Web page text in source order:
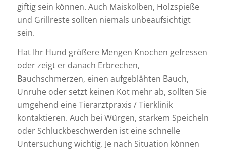
giftig sein können. Auch Maiskolben, Holzspieße
und Grillreste sollten niemals unbeaufsichtigt
sein.
Hat Ihr Hund größere Mengen Knochen gefressen
oder zeigt er danach Erbrechen,
Bauchschmerzen, einen aufgeblähten Bauch,
Unruhe oder setzt keinen Kot mehr ab, sollten Sie
umgehend eine Tierarztpraxis / Tierklinik
kontaktieren. Auch bei Würgen, starkem Speicheln
oder Schluckbeschwerden ist eine schnelle
Untersuchung wichtig. Je nach Situation können